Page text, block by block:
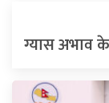
ग्यास अभाव